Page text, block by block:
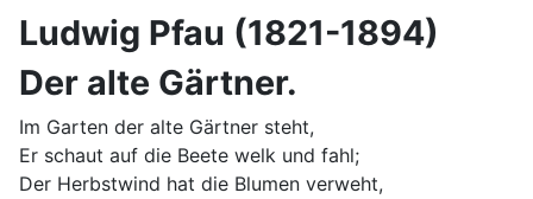
Ludwig Pfau (1821-1894)
Der alte Gärtner.
Im Garten der alte Gärtner steht,
Er schaut auf die Beete welk und fahl;
Der Herbstwind hat die Blumen verweht,